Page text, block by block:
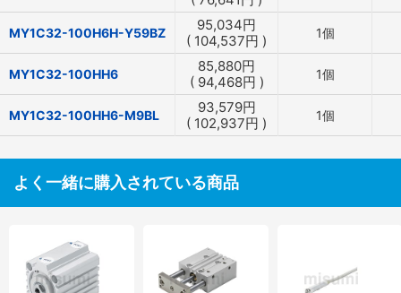
MY1C32-100H6H-Y59BZ 95,034円
( 104,537円 ) 1個
MY1C32-100HH6 85,880円
( 94,468円 ) 1個
MY1C32-100HH6-M9BL 93,579円
( 102,937円 ) 1個
よく一緒に購入されている商品